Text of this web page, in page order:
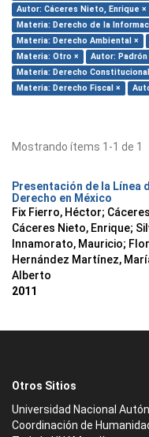
Autor: Cáceres Nieto, Enrique ×
Materia: Derecho de la
Materia: Derecho Ambiental ×
Materia: Otro ×
Autor:
Materia: Derecho
Materia: Derecho Fiscal ×
Mostrando ítems 1-1 de 1
Presentación de la Línea
Derecho en México
Fix Fierro, Héctor;
Cáceres Nieto, Enrique;
Innamorato, Mauricio;
Hernández Martínez,
Alberto
2011
Otros Sitios
Universidad Nacional
Coordinación de